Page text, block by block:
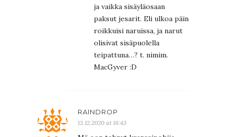
ja vaikka sisäyläosaan
paksut jesarit. Eli ulkoa päin
roikkuisi naruissa, ja narut
olisivat sisäpuolella
teipattuna…? t. nimim.
MacGyver :D
RAINDROP
13.12.2020 at 18:43